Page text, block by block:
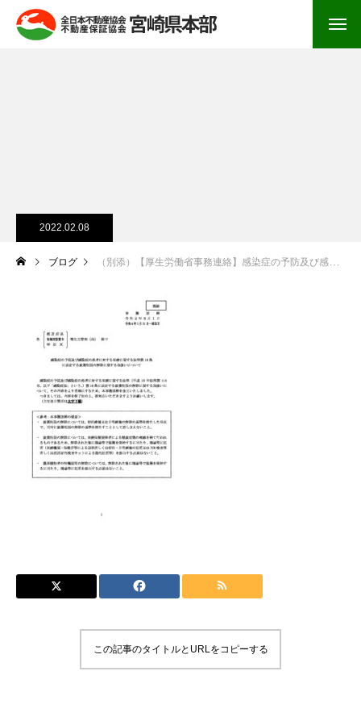
2022.02.08
ブログ （別添）【厚生労働省事務連絡】感染症の予防及び感染症の患者に対する医療に関する法律第18条に規定する就業制限の解除に関する取扱いついて
この記事のタイトルとURLをコピーする